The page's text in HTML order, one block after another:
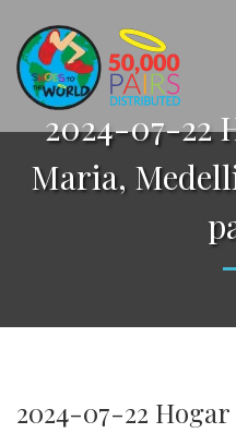
2024-07-22
Maria,
2024-07-22